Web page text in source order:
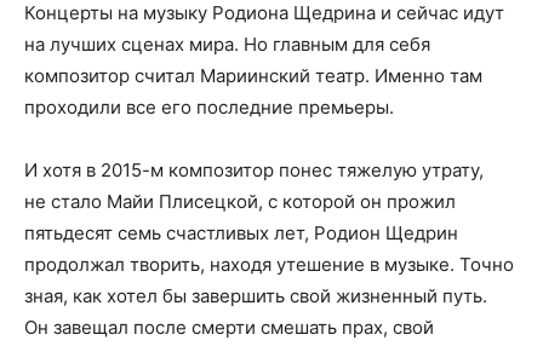
Концерты на музыку Родиона Щедрина и сейчас идут
на лучших сценах мира. Но главным для себя
композитор считал Мариинский театр. Именно там
проходили все его последние премьеры.
И хотя в 2015-м композитор понес тяжелую утрату,
не стало Майи Плисецкой, с которой он прожил
пятьдесят семь счастливых лет, Родион Щедрин
продолжал творить, находя утешение в музыке. Точно
зная, как хотел бы завершить свой жизненный путь.
Он завещал после смерти смешать прах, свой